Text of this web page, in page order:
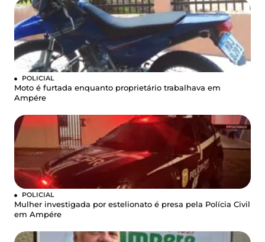
POLICIAL
Moto é furtada enquanto proprietário trabalhava em
Ampére
POLICIAL
Mulher investigada por estelionato é presa pela Polícia Civil
em Ampére